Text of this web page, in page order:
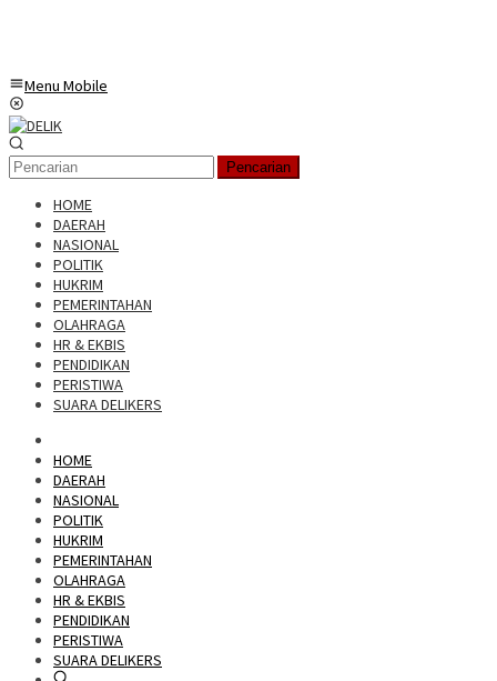
Menu Mobile
Pencarian
HOME
DAERAH
NASIONAL
POLITIK
HUKRIM
PEMERINTAHAN
OLAHRAGA
HR & EKBIS
PENDIDIKAN
PERISTIWA
SUARA DELIKERS
HOME
DAERAH
NASIONAL
POLITIK
HUKRIM
PEMERINTAHAN
OLAHRAGA
HR & EKBIS
PENDIDIKAN
PERISTIWA
SUARA DELIKERS